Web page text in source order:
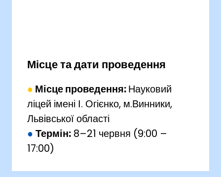
Місце та дати проведення
● Місце проведення:Науковий
ліцей імені І. Огієнко, м.Винники,
Львiвської області
● Термін: 8–21 червня (9:00 –
17:00)